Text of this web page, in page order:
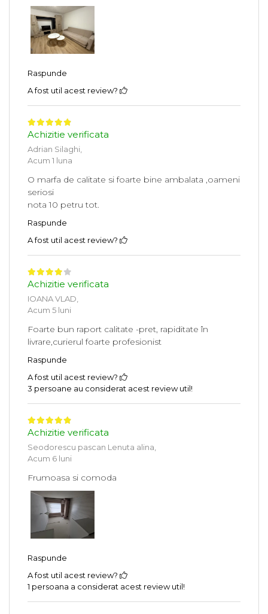
Raspunde
A fost util acest review?
Achizitie verificata
Adrian Silaghi,
Acum 1 luna
O marfa de calitate si foarte bine ambalata ,oameni
seriosi
nota 10 petru tot.
Raspunde
A fost util acest review?
Achizitie verificata
IOANA VLAD,
Acum 5 luni
Foarte bun raport calitate -pret, rapiditate în
livrare,curierul foarte profesionist
Raspunde
A fost util acest review?
3 persoane au considerat acest review util!
Achizitie verificata
Seodorescu pascan Lenuta alina,
Acum 6 luni
Frumoasa si comoda
Raspunde
A fost util acest review?
1 persoana a considerat acest review util!